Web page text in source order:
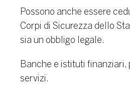
Possono anche essere
Corpi di Sicurezza dello
sia un obbligo legale.
Banche e istituti finanziari,
servizi.